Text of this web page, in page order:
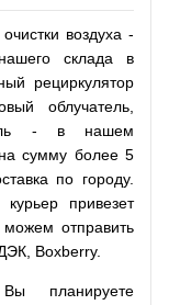
воздуха -
склада в
рециркулятор
облучатель,
- в нашем
сумму более 5
по городу.
привезет
отправить
Boxberry.
планируете